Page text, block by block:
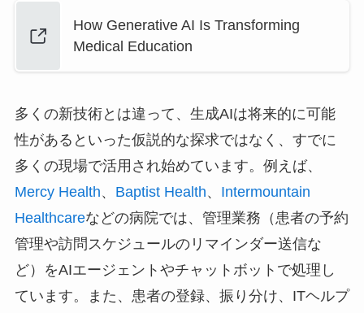
How Generative AI Is Transforming
Medical Education
多くの新技術とは違って、生成AIは将来的に可能
性があるといった仮説的な探求ではなく、すでに
多くの現場で活用され始めています。例えば、
Mercy Health、 Baptist Health、 Intermountain
Healthcareなどの病院では、管理業務（患者の予約
管理や訪問スケジュールのリマインダー送信な
ど）をAIエージェントやチャットボットで処理し
ています。また、患者の登録、振り分け、ITヘルプ